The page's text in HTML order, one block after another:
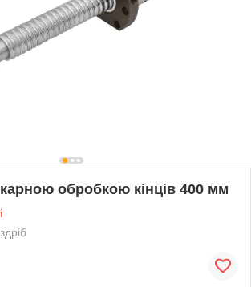
обробкою кінців 400 мм